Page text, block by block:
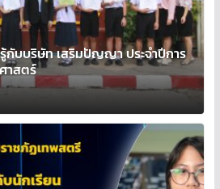
กับบริษัท เสริมปัญญา ประจำปีการ
าสตร์